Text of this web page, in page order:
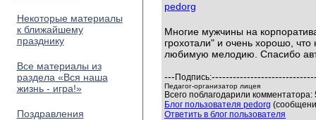
Некоторые материалы
к ближайшему
празднику
Все материалы из
раздела «Вся наша
жизнь - игра!»
Поздравления
pedorg
Многие мужчины на
грохотали" и очень хорошо,
любимую мелодию. Спасибо
--- Подпись:
Педагог-организатор лицея
Всего поблагодарили
Блог пользователя pedorg
Ответить в блог пользователя